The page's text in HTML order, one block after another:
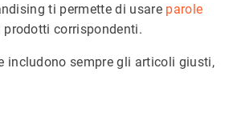
ti permette di usare parole
corrispondenti.
includono sempre gli articoli giusti,